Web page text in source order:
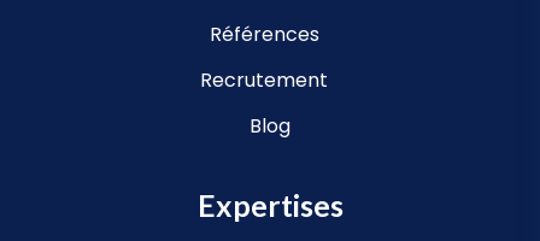
Références
Recrutement
Blog
Expertises